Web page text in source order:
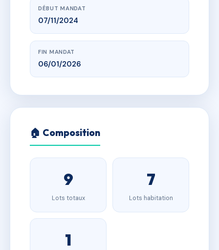
DÉBUT MANDAT
07/11/2024
FIN MANDAT
06/01/2026
🏠 Composition
9
Lots totaux
7
Lots habitation
1